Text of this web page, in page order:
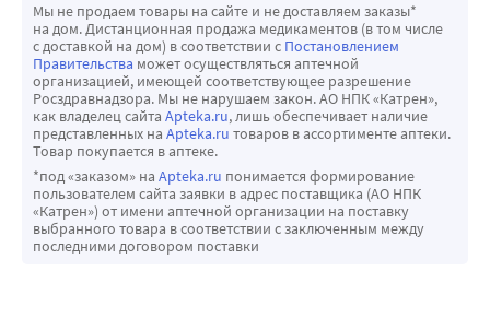
Мы не продаем товары на сайте и не доставляем заказы*
на дом. Дистанционная продажа медикаментов (в том числе
с доставкой на дом) в соответствии с Постановлением
Правительства может осуществляться аптечной
организацией, имеющей соответствующее разрешение
Росздравнадзора. Мы не нарушаем закон. АО НПК «Катрен»,
как владелец сайта Apteka.ru, лишь обеспечивает наличие
представленных на Apteka.ru товаров в ассортименте аптеки.
Товар покупается в аптеке.
*под «заказом» на Apteka.ru понимается формирование
пользователем сайта заявки в адрес поставщика (АО НПК
«Катрен») от имени аптечной организации на поставку
выбранного товара в соответствии с заключенным между
последними договором поставки